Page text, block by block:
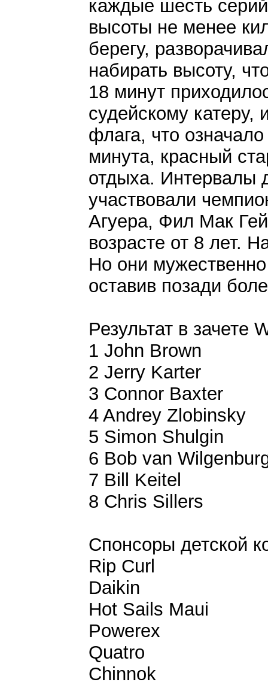
каждые шесть
высоты не менее
берегу,
набирать высоту,
18 минут
судейскому катеру,
флага, что
минута, красный
отдыха. Интервалы
участвовали
Агуера, Фил Мак
возрасте от 8 лет.
Но они
оставив позади
Результат в зачете
1 John Brown
2 Jerry Karter
3 Connor Baxter
4 Andrey Zlobinsky
5 Simon Shulgin
6 Bob van
7 Bill Keitel
8 Chris Sillers
Спонсоры детской
Rip Curl
Daikin
Hot Sails Maui
Powerex
Quatro
Chinnok